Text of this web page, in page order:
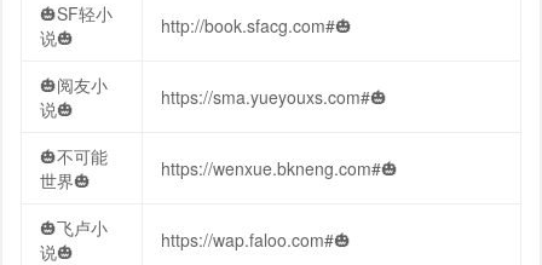
🎃SF轻小
说🎃
http://book.sfacg.com#🎃
🎃阅友小
说🎃
https://sma.yueyouxs.com#🎃
🎃不可能
世界🎃
https://wenxue.bkneng.com#🎃
🎃飞卢小
说🎃
https://wap.faloo.com#🎃